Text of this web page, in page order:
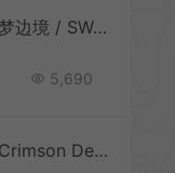
刀剑神域碎梦边境 / SWORD ART ONLINE Fractured Daydream 卡通动作冒险游戏
5,690
红色沙漠 / Crimson Desert 开放世界动作游戏